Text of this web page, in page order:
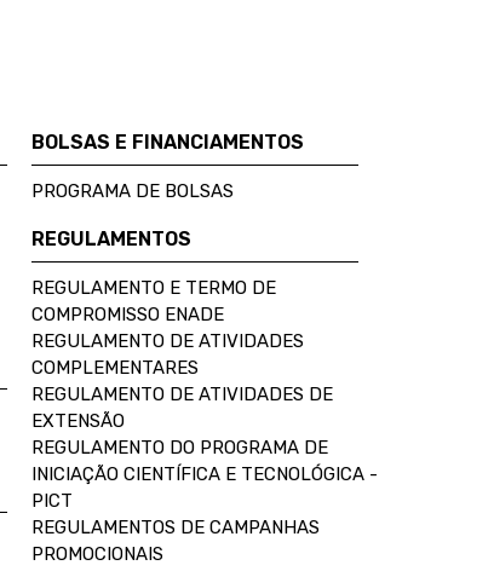
BOLSAS E FINANCIAMENTOS
PROGRAMA DE BOLSAS
REGULAMENTOS
REGULAMENTO E TERMO DE
COMPROMISSO ENADE
REGULAMENTO DE ATIVIDADES
COMPLEMENTARES
REGULAMENTO DE ATIVIDADES DE
EXTENSÃO
REGULAMENTO DO PROGRAMA DE
INICIAÇÃO CIENTÍFICA E TECNOLÓGICA -
PICT
REGULAMENTOS DE CAMPANHAS
PROMOCIONAIS